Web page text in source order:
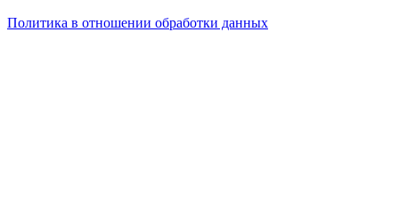
Политика в отношении обработки данных